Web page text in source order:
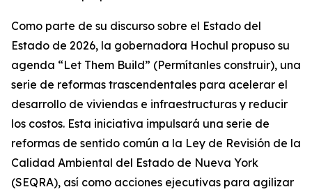
Como parte de su discurso sobre el Estado del
Estado de 2026, la gobernadora Hochul propuso su
agenda “Let Them Build” (Permítanles construir), una
serie de reformas trascendentales para acelerar el
desarrollo de viviendas e infraestructuras y reducir
los costos. Esta iniciativa impulsará una serie de
reformas de sentido común a la Ley de Revisión de la
Calidad Ambiental del Estado de Nueva York
(SEQRA), así como acciones ejecutivas para agilizar